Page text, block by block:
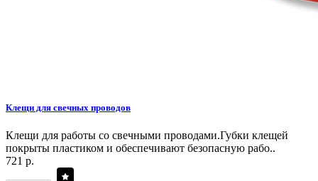
Клещи для свечных проводов
Клещи для работы со свечными проводами.Губки клещей
покрыты пластиком и обеспечивают безопасную рабо..
721 р.